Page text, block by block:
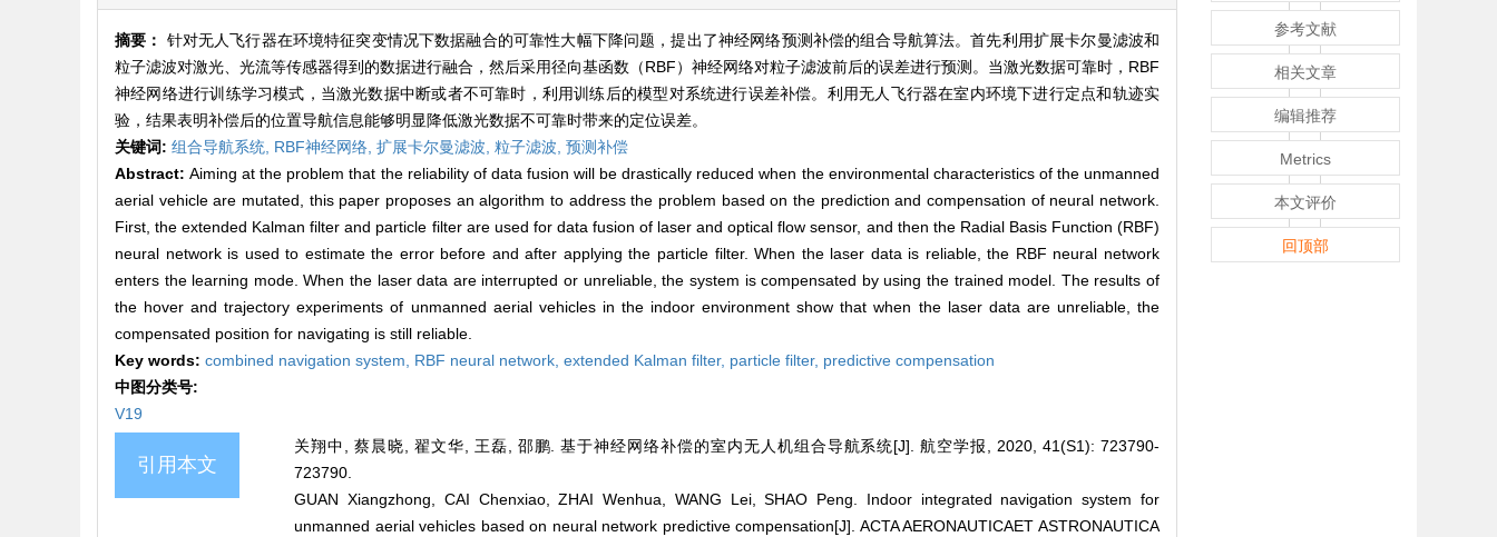
摘要： 针对无人飞行器在环境特征突变情况下数据融合的可靠性大幅下降问题，提出了神经网络预测补偿的组合导航算法。首先利用扩展卡尔曼滤波和
粒子滤波对激光、光流等传感器得到的数据进行融合，然后采用径向基函数（RBF）神经网络对粒子滤波前后的误差进行预测。当激光数据可靠时，RBF
神经网络进行训练学习模式，当激光数据中断或者不可靠时，利用训练后的模型对系统进行误差补偿。利用无人飞行器在室内环境下进行定点和轨迹实
验，结果表明补偿后的位置导航信息能够明显降低激光数据不可靠时带来的定位误差。
关键词: 组合导航系统, RBF神经网络, 扩展卡尔曼滤波, 粒子滤波, 预测补偿
Abstract:Aiming at the problem that the reliability of data fusion will be drastically reduced when the environmental characteristics of the unmanned
aerial vehicle are mutated, this paper proposes an algorithm to address the problem based on the prediction and compensation of neural network.
First, the extended Kalman filter and particle filter are used for data fusion of laser and optical flow sensor, and then the Radial Basis Function (RBF)
neural network is used to estimate the error before and after applying the particle filter. When the laser data is reliable, the RBF neural network
enters the learning mode. When the laser data are interrupted or unreliable, the system is compensated by using the trained model. The results of
the hover and trajectory experiments of unmanned aerial vehicles in the indoor environment show that when the laser data are unreliable, the
compensated position for navigating is still reliable.
Key words: combined navigation system, RBF neural network, extended Kalman filter, particle filter, predictive compensation
中图分类号:
V19
引用本文
关翔中, 蔡晨晓, 翟文华, 王磊, 邵鹏. 基于神经网络补偿的室内无人机组合导航系统[J]. 航空学报, 2020, 41(S1): 723790-
723790.
GUAN Xiangzhong, CAI Chenxiao, ZHAI Wenhua, WANG Lei, SHAO Peng. Indoor integrated navigation system for
unmanned aerial vehicles based on neural network predictive compensation[J]. ACTA AERONAUTICAET ASTRONAUTICA
参考文献
相关文章
编辑推荐
Metrics
本文评价
回顶部